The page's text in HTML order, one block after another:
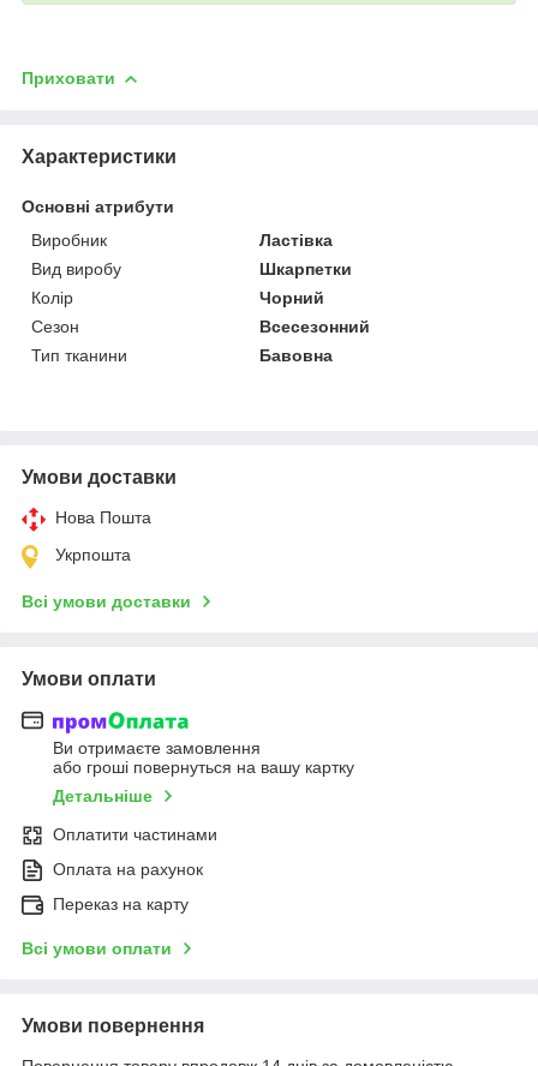
Приховати
Характеристики
Основні атрибути
Виробник
Ластівка
Вид виробу
Шкарпетки
Колір
Чорний
Сезон
Всесезонний
Тип тканини
Бавовна
Умови доставки
Нова Пошта
Укрпошта
Всі умови доставки
Умови оплати
Ви отримаєте замовлення
або гроші повернуться на вашу картку
Детальніше
Оплатити частинами
Оплата на рахунок
Переказ на карту
Всі умови оплати
Умови повернення